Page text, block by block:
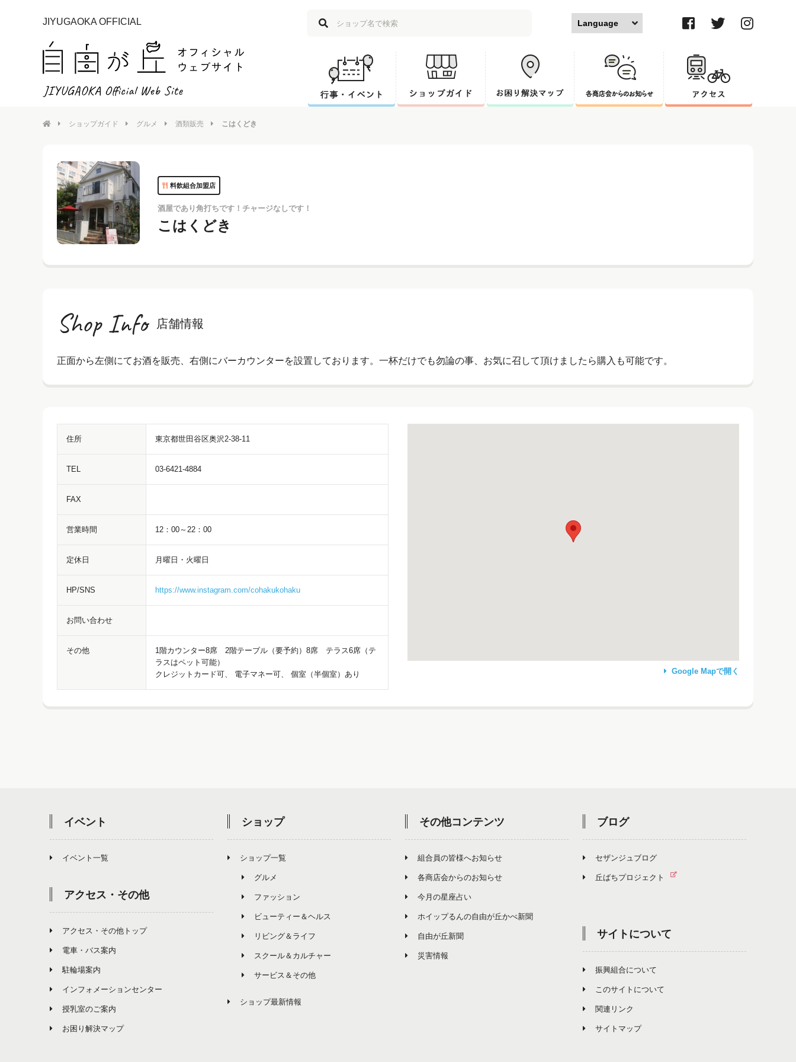
JIYUGAOKA OFFICIAL
ショップガイド グルメ 酒類販売 こはくどき
料飲組合加盟店
酒屋であり角打ちです！チャージなしです！
こはくどき
Shop Info 店舗情報
正面から左側にてお酒を販売、右側にバーカウンターを設置しております。一杯だけでも勿論の事、お気に召して頂けましたら購入も可能です。
住所 東京都世田谷区奥沢2-38-11
TEL 03‐6421‐4884
FAX
営業時間 12：00～22：00
定休日 月曜日・火曜日
HP/SNS https://www.instagram.com/cohakukohaku
お問い合わせ
その他
1階カウンター8席 2階テーブル（要予約）8席 テラス6席（テ
ラスはペット可能）
クレジットカード可、 電子マネー可、 個室（半個室）あり
Google Mapで開く
イベント
イベント一覧
アクセス・その他
アクセス・その他トップ
電車・バス案内
駐輪場案内
インフォメーションセンター
授乳室のご案内
お困り解決マップ
ショップ
ショップ一覧
グルメ
ファッション
ビューティー＆ヘルス
リビング＆ライフ
スクール＆カルチャー
サービス＆その他
ショップ最新情報
その他コンテンツ
組合員の皆様へお知らせ
各商店会からのお知らせ
今月の星座占い
ホイップるんの自由が丘かべ新聞
自由が丘新聞
災害情報
ブログ
セザンジュブログ
丘ばちプロジェクト
サイトについて
振興組合について
このサイトについて
関連リンク
サイトマップ